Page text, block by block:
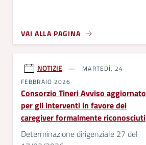
VAI ALLA PAGINA
NOTIZIE
MARTEDÌ, 24
FEBBRAIO 2026
Consorzio Tineri Avviso aggiornato
per gli interventi in favore dei
caregiver formalmente riconosciuti
Determinazione dirigenziale 27 del